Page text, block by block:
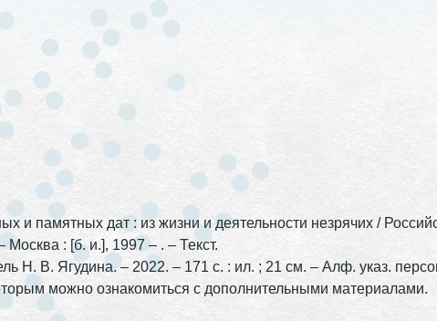
и памятных дат : из жизни и деятельности незрячих /
Москва : [б. и.], 1997 – . – Текст.
Н. В. Ягудина. – 2022. – 171 с. : ил. ; 21 см. – Алф. указ.
можно ознакомиться с дополнительными материалами.